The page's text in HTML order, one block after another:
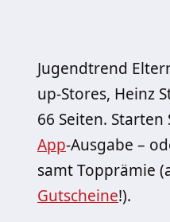
Jugendtrend
up-Stores, Heinz
66 Seiten.
App-Ausgabe –
samt Topprämie
Gutscheine!).